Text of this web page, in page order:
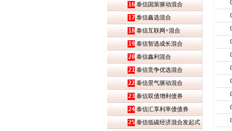
16 泰信国策驱动混合
17 泰信鑫选混合
18 泰信互联网+混合
19 泰信智选成长混合
20 泰信鑫利混合
21 泰信竞争优选混合
22 泰信景气驱动混合
23 泰信双债增利债券
24 泰信汇享利率债债券
25 泰信低碳经济混合发起式